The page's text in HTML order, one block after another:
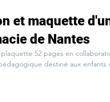
et maquette
de Nantes
52 pages en
destiné aux enfants